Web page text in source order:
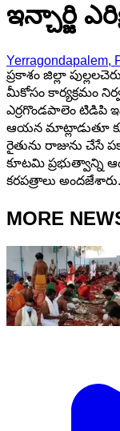
ఇన్చార్జి
Yerragondapalem,
ప్రకాశం జిల్లా
మీకోసం కార్యక్రమం
ఎర్రగొండపాలెం టిడిపి
ఆయన మాట్లాడుతూ
రైతును రాజును చేసే
కూటమి ప్రభుత్వాన్ని
కరపత్రాలు అందజేశారు.
MORE